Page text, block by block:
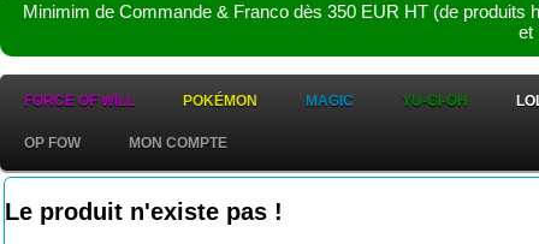
Minimim de Commande & Franco dès 350 EUR HT (de
et
FORCE OF WILL POKÉMON MAGIC YU-GI-OH
OP FOW MON COMPTE
Le produit n'existe pas !